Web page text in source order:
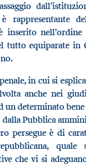
tutto equiparate in
in cui si
anche nei
un determinato
Pubblica
persegue è di
che vi si